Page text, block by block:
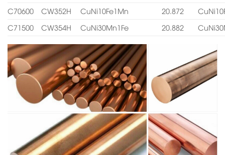
C70600
CW352H CuNi10Fe1Mn 20.872
C71500
CW354H CuNi30Mn1Fe 20.882